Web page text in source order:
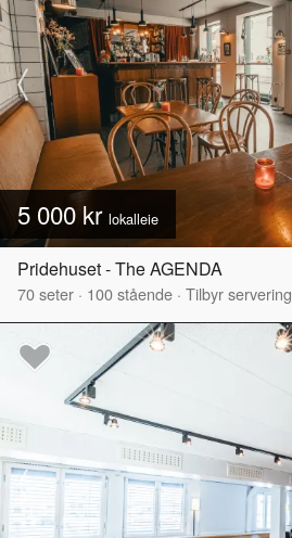
5 000 kr lokalleie
Pridehuset - The AGENDA
70seter · 100stående · Tilbyr servering